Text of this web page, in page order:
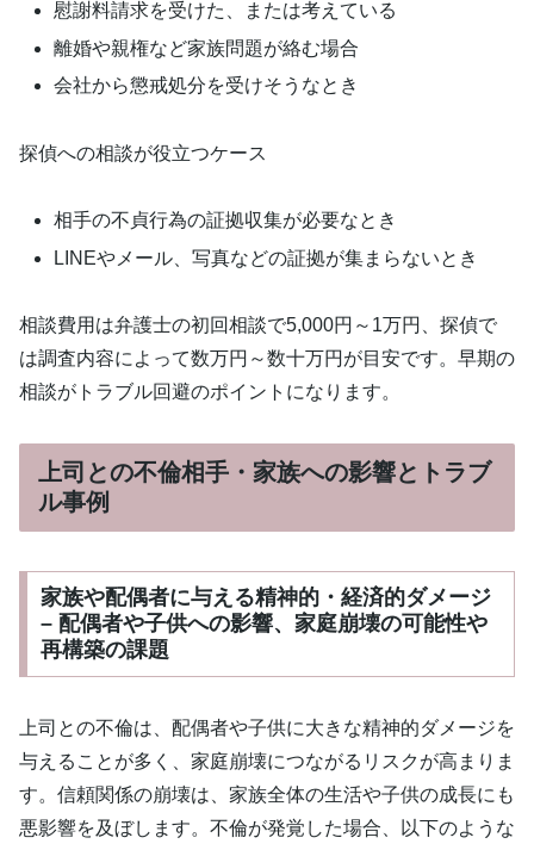
慰謝料請求を受けた、または考えている
離婚や親権など家族問題が絡む場合
会社から懲戒処分を受けそうなとき
探偵への相談が役立つケース
相手の不貞行為の証拠収集が必要なとき
LINEやメール、写真などの証拠が集まらないとき
相談費用は弁護士の初回相談で5,000円～1万円、探偵で
は調査内容によって数万円～数十万円が目安です。早期の
相談がトラブル回避のポイントになります。
上司との不倫相手・家族への影響とトラブ
ル事例
家族や配偶者に与える精神的・経済的ダメージ
– 配偶者や子供への影響、家庭崩壊の可能性や
再構築の課題
上司との不倫は、配偶者や子供に大きな精神的ダメージを
与えることが多く、家庭崩壊につながるリスクが高まりま
す。信頼関係の崩壊は、家族全体の生活や子供の成長にも
悪影響を及ぼします。不倫が発覚した場合、以下のような